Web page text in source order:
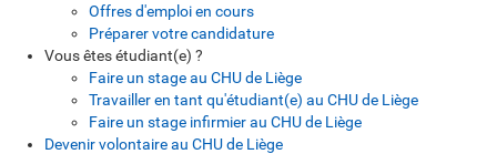
Offres d'emploi en cours
Préparer votre candidature
Vous êtes étudiant(e) ?
Faire un stage au CHU de Liège
Travailler en tant qu'étudiant(e) au CHU de Liège
Faire un stage infirmier au CHU de Liège
Devenir volontaire au CHU de Liège